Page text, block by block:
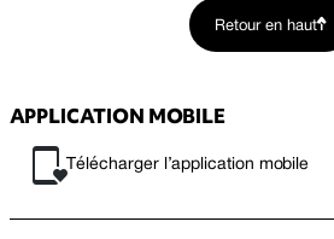
Retour en haut
APPLICATION MOBILE
Télécharger l’application mobile